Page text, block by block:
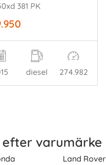
381 PK
diesel 274.982
varumärke
Land Rover